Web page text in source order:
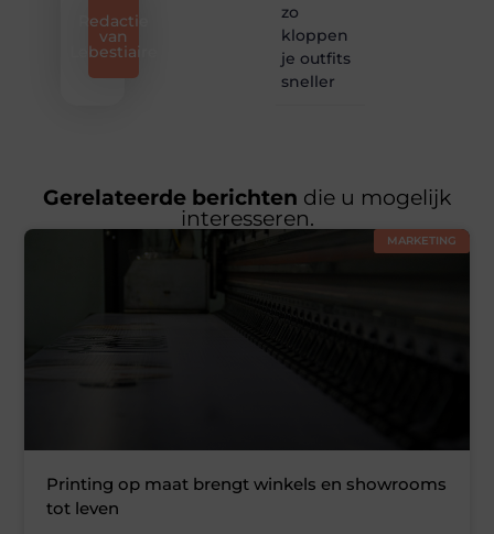
Redactie
van
Lebestiaire
zo
kloppen
je outfits
sneller
Gerelateerde berichten die u mogelijk
interesseren.
MARKETING
Printing op maat brengt winkels en showrooms
tot leven